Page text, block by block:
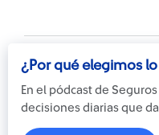
¿Por qué elegimos
En el pódcast de
decisiones diarias que
© Copyright